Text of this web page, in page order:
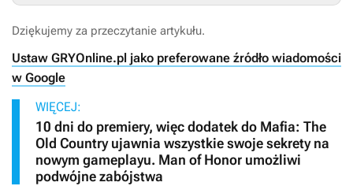
Dziękujemy za przeczytanie artykułu.
Ustaw GRYOnline.pl jako preferowane źródło wiadomości
w Google
WIĘCEJ:
10 dni do premiery, więc dodatek do Mafia: The
Old Country ujawnia wszystkie swoje sekrety na
nowym gameplayu. Man of Honor umożliwi
podwójne zabójstwa